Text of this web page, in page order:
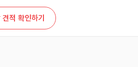
적 확인하기